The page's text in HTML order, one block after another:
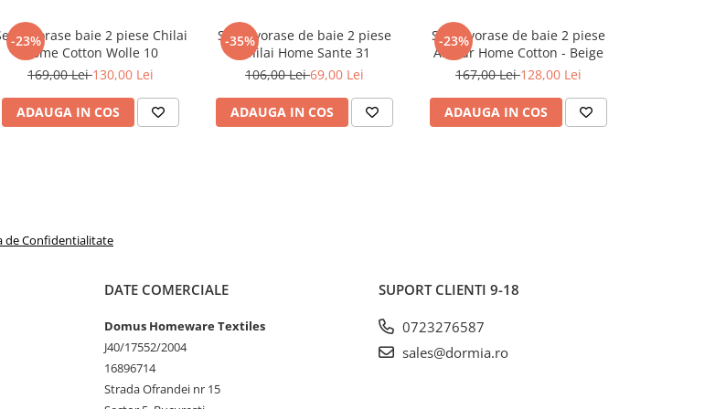
calitate.
-23%
covorase baie 2 piese Chilai
Home Cotton Wolle 10
169,00 Lei130,00 Lei
ADAUGA IN COS
-35%
Set covorase de baie 2 piese
Chilai Home Sante 31
106,00 Lei69,00 Lei
ADAUGA IN COS
-23%
Set covorase de baie 2 piese
Alanur Home Cotton - Beige
167,00 Lei128,00 Lei
ADAUGA IN COS
de Confidentialitate
DATE COMERCIALE
Domus Homeware Textiles
J40/17552/2004
16896714
Strada Ofrandei nr 15
SUPORT CLIENTI 9-18
0723276587
sales@dormia.ro